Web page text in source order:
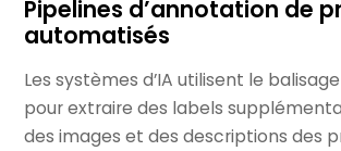
Pipelines d’annotation de
automatisés
Les systèmes d’IA utilisent le
pour extraire des labels
des images et des descriptions des